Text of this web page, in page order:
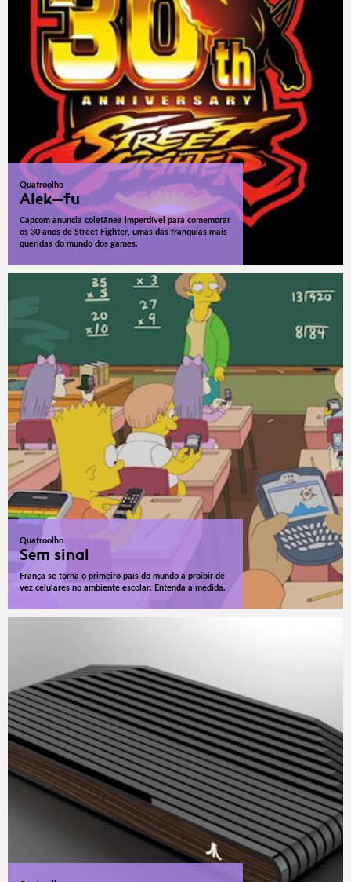
Quatroolho
Alek-fu
Capcom anuncia coletânea imperdível para comemorar
os 30 anos de Street Fighter, umas das franquias mais
queridas do mundo dos games.
Quatroolho
Sem sinal
França se torna o primeiro país do mundo a proibir de
vez celulares no ambiente escolar. Entenda a medida.